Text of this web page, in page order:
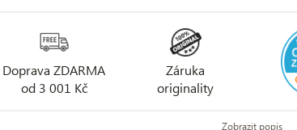
Doprava ZDARMA
od 3 001 Kč
Záruka
originality
Zobrazit popis